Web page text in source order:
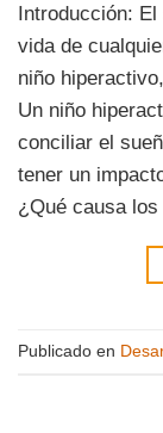
Introducción:
vida de
niño
Un niño
conciliar el
tener un
¿Qué causa
Publicado en